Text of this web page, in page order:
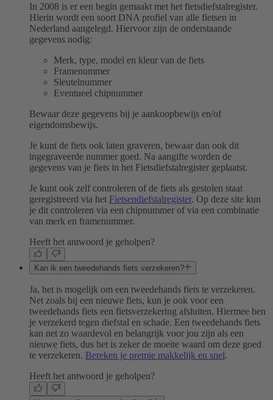
In 2008 is er een begin gemaakt met het fietsdiefstalregister.
Hierin wordt een soort DNA profiel van alle fietsen in
Nederland aangelegd. Hiervoor zijn de onderstaande
gegevens nodig:
Merk, type, model en kleur van de fiets
Framenummer
Sleutelnummer
Eventueel chipnummer
Bewaar deze gegevens bij je aankoopbewijs en/of
eigendomsbewijs.
Je kunt de fiets ook laten graveren, bewaar dan ook dit
ingegraveerde nummer goed. Na aangifte worden de
gegevens van je fiets in het Fietsdiefstalregister geplaatst.
Je kunt ook zelf controleren of de fiets als gestolen staat
geregistreerd via het Fietsendiefstalregister. Op deze site kun
je dit controleren via een chipnummer of via een combinatie
van merk en framenummer.
Heeft het antwoord je geholpen?
Kan ik een tweedehands fiets verzekeren?
Ja, het is mogelijk om een tweedehands fiets te verzekeren.
Net zoals bij een nieuwe fiets, kun je ook voor een
tweedehands fiets een fietsverzekering afsluiten. Hiermee ben
je verzekerd tegen diefstal en schade. Een tweedehands fiets
kan net zo waardevol en belangrijk voor jou zijn als een
nieuwe fiets, dus het is zeker de moeite waard om deze goed
te verzekeren. Bereken je premie makkelijk en snel.
Heeft het antwoord je geholpen?